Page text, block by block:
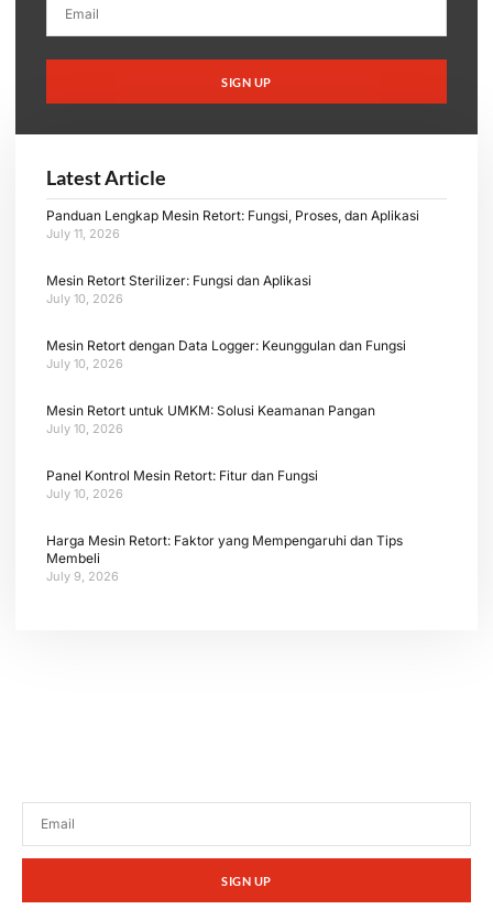
SIGN UP
Latest Article
Panduan Lengkap Mesin Retort: Fungsi, Proses, dan Aplikasi
July 11, 2026
Mesin Retort Sterilizer: Fungsi dan Aplikasi
July 10, 2026
Mesin Retort dengan Data Logger: Keunggulan dan Fungsi
July 10, 2026
Mesin Retort untuk UMKM: Solusi Keamanan Pangan
July 10, 2026
Panel Kontrol Mesin Retort: Fitur dan Fungsi
July 10, 2026
Harga Mesin Retort: Faktor yang Mempengaruhi dan Tips
Membeli
July 9, 2026
SIGN UP